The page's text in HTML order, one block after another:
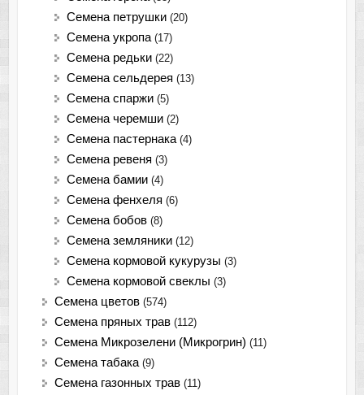
Семена петрушки (20)
Семена укропа (17)
Семена редьки (22)
Семена сельдерея (13)
Семена спаржи (5)
Семена черемши (2)
Семена пастернака (4)
Семена ревеня (3)
Семена бамии (4)
Семена фенхеля (6)
Семена бобов (8)
Семена земляники (12)
Семена кормовой кукурузы (3)
Семена кормовой свеклы (3)
Семена цветов (574)
Семена пряных трав (112)
Семена Микрозелени (Микрогрин) (11)
Семена табака (9)
Семена газонных трав (11)